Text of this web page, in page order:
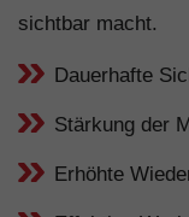
sichtbar macht.
Dauerhafte
Stärkung der
Erhöhte